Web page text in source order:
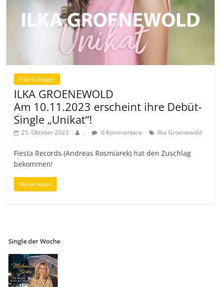
Pop-Schlager
ILKA GROENEWOLD
Am 10.11.2023 erscheint ihre Debüt-
Single „Unikat“!
25. Oktober 2023 . 0 Kommentare Ilka Groenewold
Fiesta Records (Andreas Rosmiarek) hat den Zuschlag
bekommen!
Weiterlesen
Single der Woche